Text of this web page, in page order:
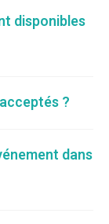
disponibles
?
dans